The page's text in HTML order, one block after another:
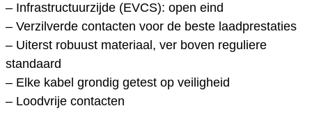
– Infrastructuurzijde (EVCS): open eind
– Verzilverde contacten voor de beste laadprestaties
– Uiterst robuust materiaal, ver boven reguliere
standaard
– Elke kabel grondig getest op veiligheid
– Loodvrije contacten